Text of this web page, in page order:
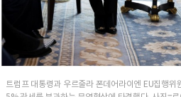
트럼프 대통령과 우르줄라 폰데어라이엔 EU집행